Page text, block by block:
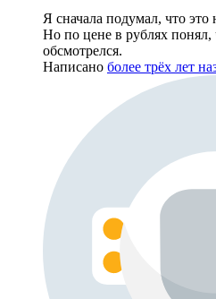
Я сначала подумал, что
Но по цене в рублях
обсмотрелся.
Написано более трёх лет